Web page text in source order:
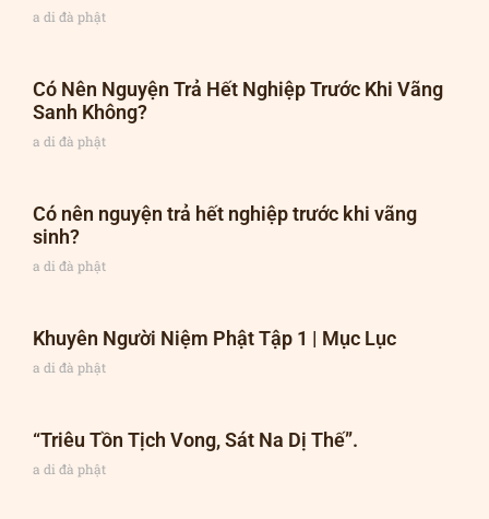
a di đà phật
Có Nên Nguyện Trả Hết Nghiệp Trước Khi Vãng
Sanh Không?
a di đà phật
Có nên nguyện trả hết nghiệp trước khi vãng
sinh?
a di đà phật
Khuyên Người Niệm Phật Tập 1 | Mục Lục
a di đà phật
“Triêu Tồn Tịch Vong, Sát Na Dị Thế”.
a di đà phật